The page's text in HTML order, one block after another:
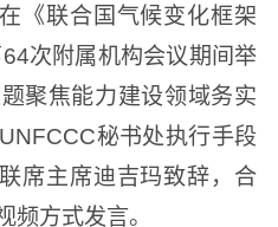
《联合国气候变化框架
次附属机构会议期间举
聚焦能力建设领域务实
秘书处执行手段
席主席迪吉玛致辞，合
频方式发言。